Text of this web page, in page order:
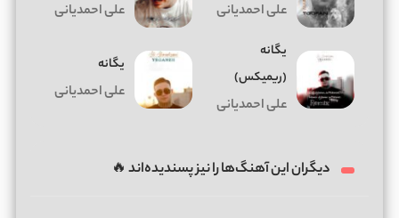
علی احمدیانی علی احمدیانی
یگانه
(ریمیکس)
علی احمدیانی
یگانه
علی احمدیانی
دیگران این آهنگ‌ها را نیز پسندیده‌اند 🔥